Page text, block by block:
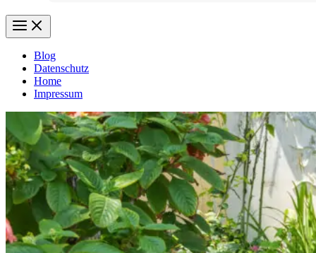
Blog
Datenschutz
Home
Impressum